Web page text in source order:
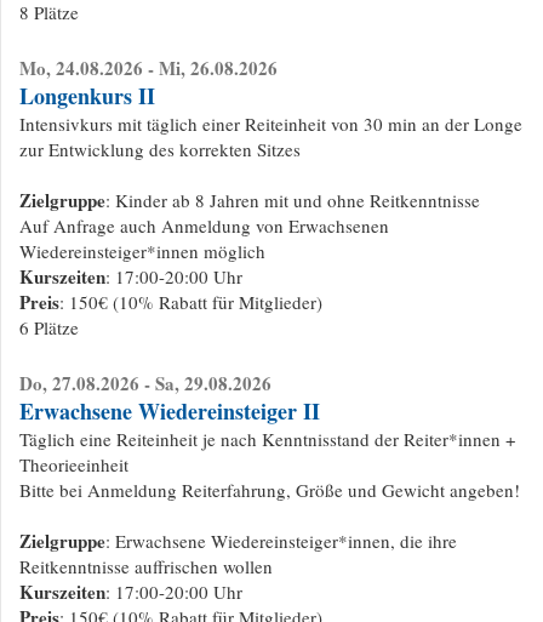
8 Plätze
Mo, 24.08.2026 - Mi, 26.08.2026
Longenkurs II
Intensivkurs mit täglich einer Reiteinheit von 30 min an der Longe
zur Entwicklung des korrekten Sitzes
Zielgruppe: Kinder ab 8 Jahren mit und ohne Reitkenntnisse
Auf Anfrage auch Anmeldung von Erwachsenen
Wiedereinsteiger*innen möglich
Kurszeiten: 17:00-20:00 Uhr
Preis: 150€ (10% Rabatt für Mitglieder)
6 Plätze
Do, 27.08.2026 - Sa, 29.08.2026
Erwachsene Wiedereinsteiger II
Täglich eine Reiteinheit je nach Kenntnisstand der Reiter*innen +
Theorieeinheit
Bitte bei Anmeldung Reiterfahrung, Größe und Gewicht angeben!
Zielgruppe: Erwachsene Wiedereinsteiger*innen, die ihre
Reitkenntnisse auffrischen wollen
Kurszeiten: 17:00-20:00 Uhr
: 150€ (10% Rabatt für Mitglieder)